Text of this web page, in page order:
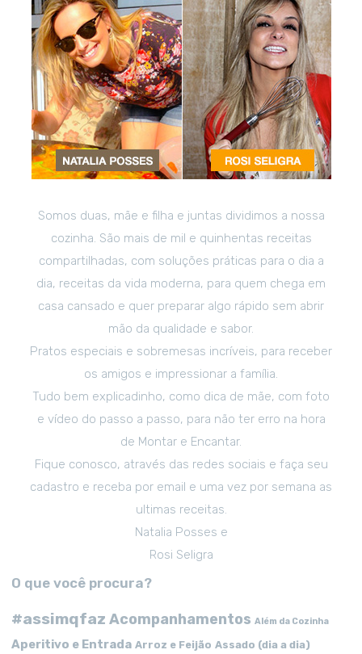
Somos duas, mãe e filha e juntas dividimos a nossa
cozinha. São mais de mil e quinhentas receitas
compartilhadas, com soluções práticas para o dia a
dia, receitas da vida moderna, para quem chega em
casa cansado e quer preparar algo rápido sem abrir
mão da qualidade e sabor.
Pratos especiais e sobremesas incríveis, para receber
os amigos e impressionar a família.
Tudo bem explicadinho, como dica de mãe, com foto
e vídeo do passo a passo, para não ter erro na hora
de Montar e Encantar.
Fique conosco, através das redes sociais e faça seu
cadastro e receba por email e uma vez por semana as
ultimas receitas.
Natalia Posses e
Rosi Seligra
O que você procura?
#assimqfaz Acompanhamentos Além da Cozinha
Aperitivo e Entrada Arroz e Feijão Assado (dia a dia)